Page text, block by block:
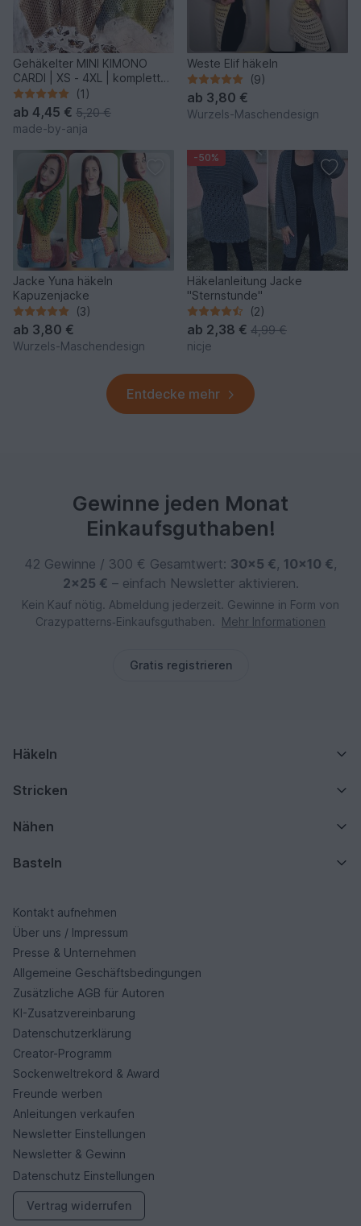
Gehäkelter MINI KIMONO
CARDI | XS - 4XL | komplett
anpassbar
(1)
ab 4,45 € 5,20 €
made-by-anja
Weste Elif häkeln
(9)
ab 3,80 €
Wurzels-Maschendesign
Jacke Yuna häkeln
Kapuzenjacke
(3)
ab 3,80 €
Wurzels-Maschendesign
-50%
Häkelanleitung Jacke
"Sternstunde"
(2)
ab 2,38 € 4,99 €
nicje
Entdecke mehr
Gewinne jeden Monat
Einkaufsguthaben!
42 Gewinne / 300 € Gesamtwert: 30×5 €, 10×10 €,
2×25 € – einfach Newsletter aktivieren.
Kein Kauf nötig. Abmeldung jederzeit. Gewinne in Form von
Crazypatterns‑Einkaufsguthaben.
Mehr Informationen
Gratis registrieren
Häkeln
Stricken
Nähen
Basteln
Kontakt aufnehmen
Über uns / Impressum
Presse & Unternehmen
Allgemeine Geschäftsbedingungen
Zusätzliche AGB für Autoren
KI-Zusatzvereinbarung
Datenschutzerklärung
Creator-Programm
Sockenweltrekord & Award
Freunde werben
Anleitungen verkaufen
Newsletter Einstellungen
Newsletter & Gewinn
Datenschutz Einstellungen
Vertrag widerrufen